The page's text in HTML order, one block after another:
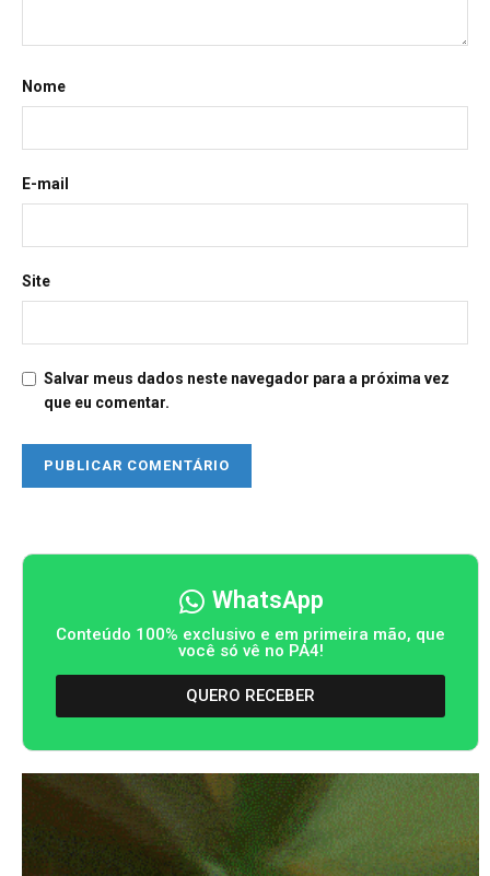
Nome
E-mail
Site
Salvar meus dados neste navegador para a próxima vez
que eu comentar.
WhatsApp
Conteúdo 100% exclusivo e em primeira mão, que
você só vê no PA4!
QUERO RECEBER